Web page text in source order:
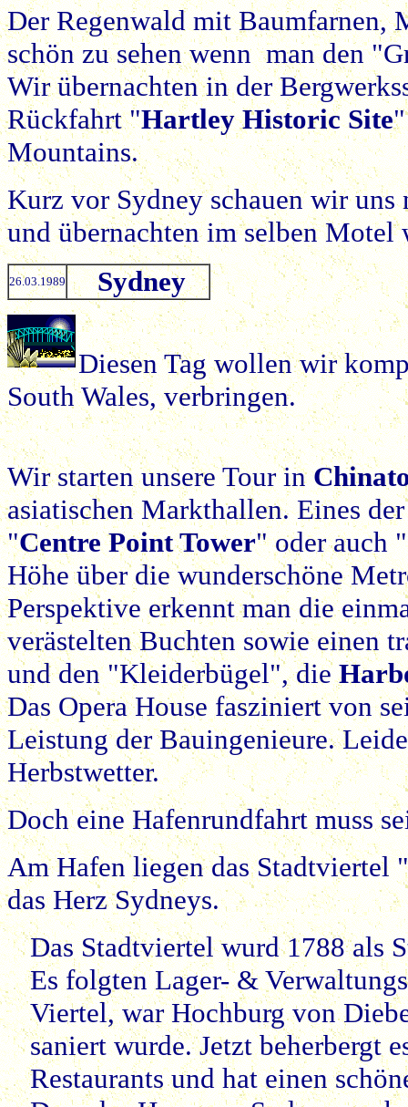
Der Regenwald mit Baumfarnen,
schön zu sehen wenn man den
Wir übernachten in der
Rückfahrt "Hartley Historic Site
Mountains.
Kurz vor Sydney schauen wir uns
und übernachten im selben Motel
26.03.1989 Sydney
Diesen Tag wollen wir
South Wales, verbringen.
Wir starten unsere Tour in
asiatischen Markthallen. Eines
"Centre Point Tower" oder auch "
Höhe über die wunderschöne
Perspektive erkennt man die
verästelten Buchten sowie einen
und den "Kleiderbügel", die
Das Opera House fasziniert von
Leistung der Bauingenieure.
Herbstwetter.
Doch eine Hafenrundfahrt muss
Am Hafen liegen das Stadtviertel "
das Herz Sydneys.
Das Stadtviertel wurd 1788 als
Es folgten Lager- &
Viertel, war Hochburg von
saniert wurde. Jetzt beherbergt
Restaurants und hat einen